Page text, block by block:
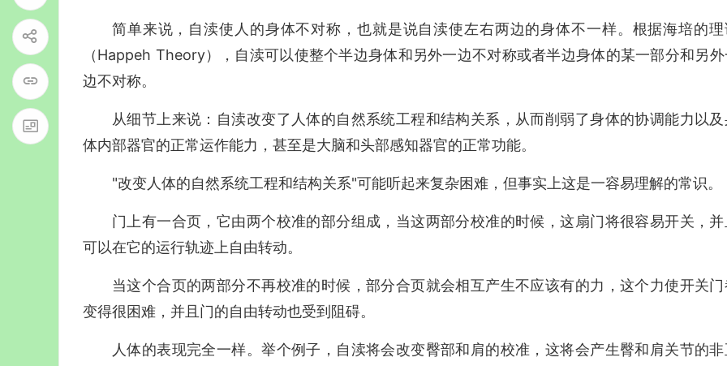
简单来说，自渎使人的身体不对称，也就是说自渎使左右两边的身体不一样。根据海培的理
（Happeh Theory），自渎可以使整个半边身体和另外一边不对称或者半边身体的某一部分和另
边不对称。
从细节上来说：自渎改变了人体的自然系统工程和结构关系，从而削弱了身体的协调能力以
体内部器官的正常运作能力，甚至是大脑和头部感知器官的正常功能。
"改变人体的自然系统工程和结构关系"可能听起来复杂困难，但事实上这是一容易理解的常识。
门上有一合页，它由两个校准的部分组成，当这两部分校准的时候，这扇门将很容易开关，
可以在它的运行轨迹上自由转动。
当这个合页的两部分不再校准的时候，部分合页就会相互产生不应该有的力，这个力使开关
变得很困难，并且门的自由转动也受到阻碍。
人体的表现完全一样。举个例子，自渎将会改变臀部和肩的校准，这将会产生臀和肩关节的